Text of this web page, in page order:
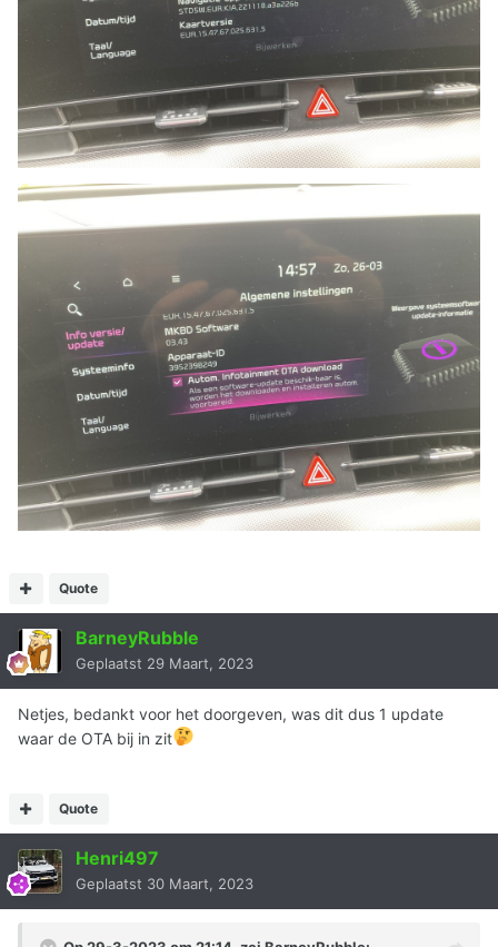
Quote
BarneyRubble
Geplaatst 29 Maart, 2023
Netjes, bedankt voor het doorgeven, was dit dus 1 update
waar de OTA bij in zit
Quote
Henri497
Geplaatst 30 Maart, 2023